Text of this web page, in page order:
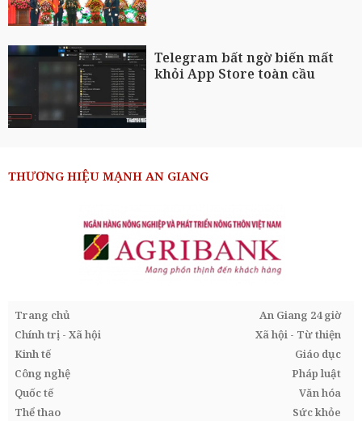
Telegram bất ngờ biến mất
khỏi App Store toàn cầu
THƯƠNG HIỆU MẠNH AN GIANG
Trang chủ
An Giang 24 giờ
Chính trị - Xã hội
Xã hội - Từ thiện
Kinh tế
Giáo dục
Công nghệ
Pháp luật
Quốc tế
Văn hóa
Thể thao
Sức khỏe